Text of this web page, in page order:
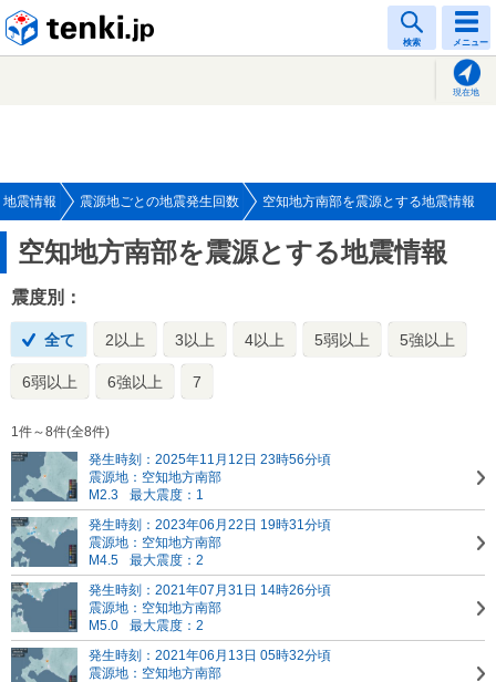
検索 メニュー
現在地
地震情報 震源地ごとの地震発生回数 空知地方南部を震源とする地震情報
空知地方南部を震源とする地震情報
震度別：
全て 2以上 3以上 4以上 5弱以上 5強以上
6弱以上 6強以上 7
1件～8件(全8件)
発生時刻：2025年11月12日 23時56分頃
震源地：空知地方南部
M2.3
最大震度：1
発生時刻：2023年06月22日 19時31分頃
震源地：空知地方南部
M4.5
最大震度：2
発生時刻：2021年07月31日 14時26分頃
震源地：空知地方南部
M5.0
最大震度：2
発生時刻：2021年06月13日 05時32分頃
震源地：空知地方南部